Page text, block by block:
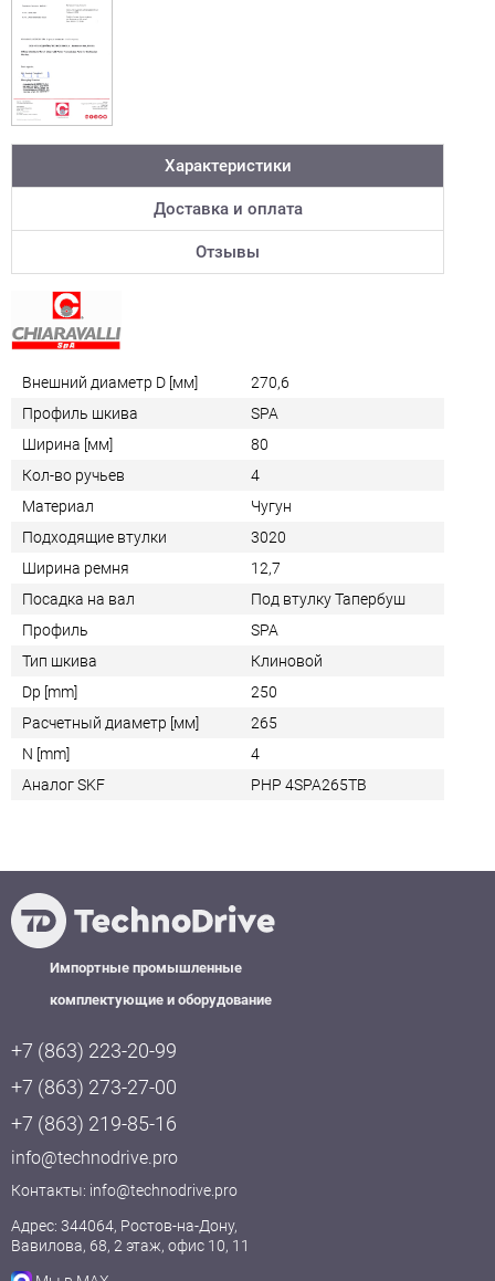
Характеристики
Доставка и оплата
Отзывы
Внешний диаметр D [мм]
270,6
Профиль шкива
SPA
Ширина [мм]
80
Кол-во ручьев
4
Материал
Чугун
Подходящие втулки
3020
Ширина ремня
12,7
Посадка на вал
Под втулку Тапербуш
Профиль
SPA
Тип шкива
Клиновой
Dp [mm]
250
Расчетный диаметр [мм]
265
N [mm]
4
Аналог SKF
PHP 4SPA265TB
Импортные промышленные
комплектующие и оборудование
+7 (863) 223-20-99
+7 (863) 273-27-00
+7 (863) 219-85-16
info@technodrive.pro
Контакты: info@technodrive.pro
Адрес: 344064, Ростов-на-Дону,
Вавилова, 68, 2 этаж, офис 10, 11